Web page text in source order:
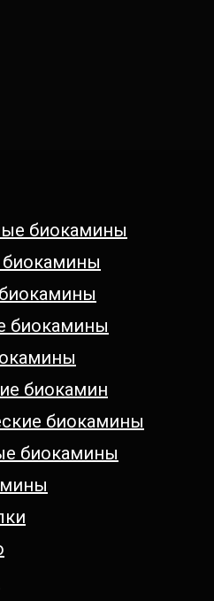
биокамины
биокамины
биокамин
биокамины
биокамины